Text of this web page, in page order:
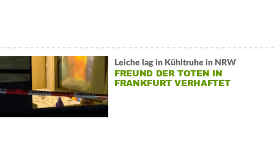
Leiche lag in Kühltruhe in NRW
FREUND DER TOTEN IN
FRANKFURT VERHAFTET